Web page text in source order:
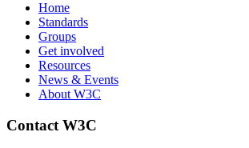
Home
Standards
Groups
Get involved
Resources
News & Events
About W3C
Contact W3C